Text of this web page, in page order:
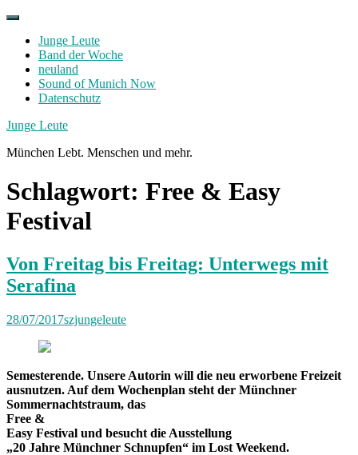
Skip
contentJunge Leute
Band der Woche
neuland
Sound of Munich Now
Datenschutz
Facebook
Twitter
Instagram
Junge Leute
München Lebt. Menschen und mehr.
Schlagwort: Free & Easy
Festival
Von Freitag bis Freitag: Unterwegs mit
Serafina
28/07/2017szjungeleute
Semesterende. Unsere Autorin will die neu erworbene Freizeit
ausnutzen. Auf dem Wochenplan steht der Münchner
Sommernachtstraum, das
Free &
Easy Festival und besucht die Ausstellung
„20 Jahre Münchner Schnupfen“ im Lost Weekend.